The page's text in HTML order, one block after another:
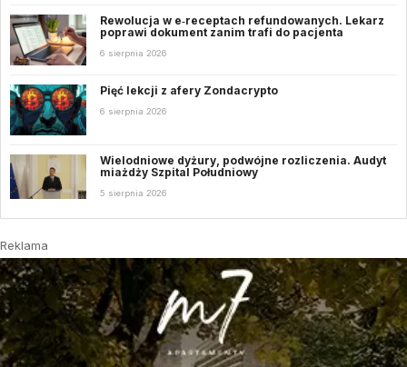
Rewolucja w e‑receptach refundowanych. Lekarz
poprawi dokument zanim trafi do pacjenta
6 sierpnia 2026
Pięć lekcji z afery Zondacrypto
6 sierpnia 2026
Wielodniowe dyżury, podwójne rozliczenia. Audyt
miażdży Szpital Południowy
5 sierpnia 2026
Reklama